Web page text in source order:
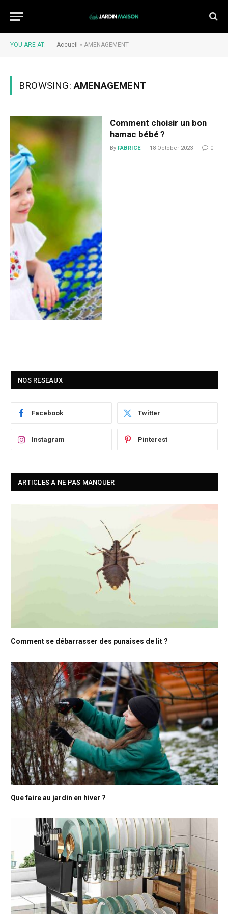
YOU ARE AT: Accueil » AMENAGEMENT
BROWSING:AMENAGEMENT
Comment choisir un bon
hamac bébé ?
By FABRICE 18 October 2023 0
NOS RESEAUX
Facebook Twitter
Instagram Pinterest
ARTICLES A NE PAS MANQUER
Comment se débarrasser des punaises de lit ?
Que faire au jardin en hiver ?